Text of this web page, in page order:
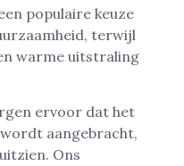
populaire keuze
terwijl
warme uitstraling
ervoor dat het
aangebracht,
Ons